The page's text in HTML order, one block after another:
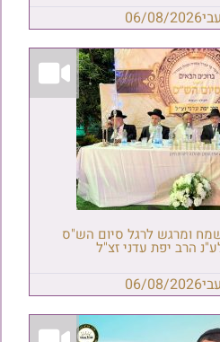
06/08/2026
ומרגש לרגל סיום הש"ס
הרב יפת עדני זצ"ל
06/08/2026